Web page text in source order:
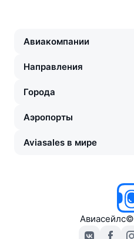
Авиакомпании
Направления
Города
Аэропорты
Aviasales в мире
Авиасейлс©